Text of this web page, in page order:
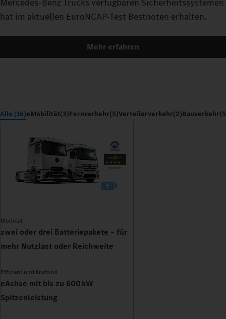
Mercedes-Benz Trucks verfügbaren Sicherheitssystemen
hat im aktuellen EuroNCAP-Test Bestnoten erhalten.
Mehr erfahren
Alle (16)eMobilität(3)Fernverkehr(5)Verteilerverkehr(2)Bauverkehr
Modular
zwei oder drei Batteriepakete – für
mehr Nutzlast oder Reichweite
Effizient und kraftvoll
eAchse mit bis zu 600 kW
Spitzenleistung